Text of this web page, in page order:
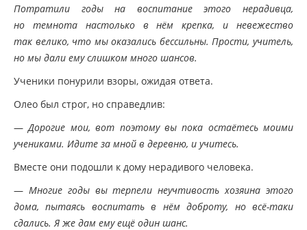
Потратили годы на воспитание этого нерадивца,
но темнота настолько в нём крепка, и невежество
так велико, что мы оказались бессильны. Прости, учитель,
но мы дали ему слишком много шансов.
Ученики понурили взоры, ожидая ответа.
Олео был строг, но справедлив:
—Дорогие мои, вот поэтому вы пока остаётесь моими
учениками. Идите за мной в деревню, и учитесь.
Вместе они подошли к дому нерадивого человека.
— Многие годы вы терпели неучтивость хозяина этого
дома, пытаясь воспитать в нём доброту, но всё-таки
сдались. Я же дам ему ещё один шанс.